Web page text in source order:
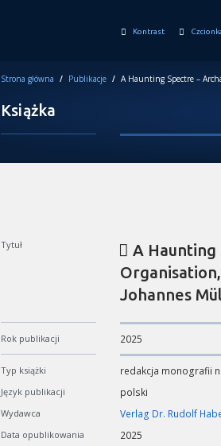
Kontrast
Strona główna / Publikacje /
Książka
Tytuł
A Haunting
Johannes
Rok publikacji 2025
Typ książki redakcja monografii
Język publikacji polski
Wydawca Verlag Dr. Rudolf
Data opublikowania 2025